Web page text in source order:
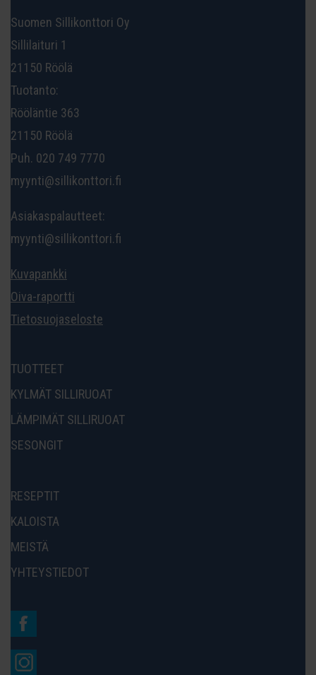
Suomen Sillikonttori Oy
Sillilaituri 1
21150 Röölä
Tuotanto:
Rööläntie 363
21150 Röölä
Puh. 020 749 7770
myynti@sillikonttori.fi
Asiakaspalautteet:
myynti@sillikonttori.fi
Kuvapankki
Oiva-raportti
Tietosuojaseloste
TUOTTEET
KYLMÄT SILLIRUOAT
LÄMPIMÄT SILLIRUOAT
SESONGIT
RESEPTIT
KALOISTA
MEISTÄ
YHTEYSTIEDOT